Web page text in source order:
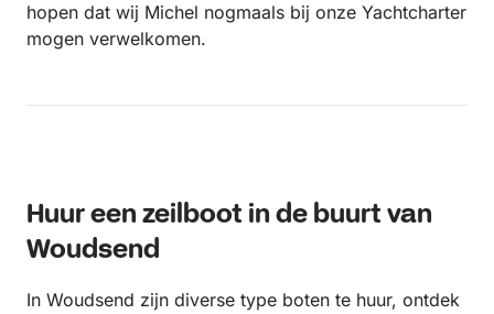
hopen dat wij Michel nogmaals bij onze Yachtcharter
mogen verwelkomen.
Huur een zeilboot in de buurt van
Woudsend
In Woudsend zijn diverse type boten te huur, ontdek